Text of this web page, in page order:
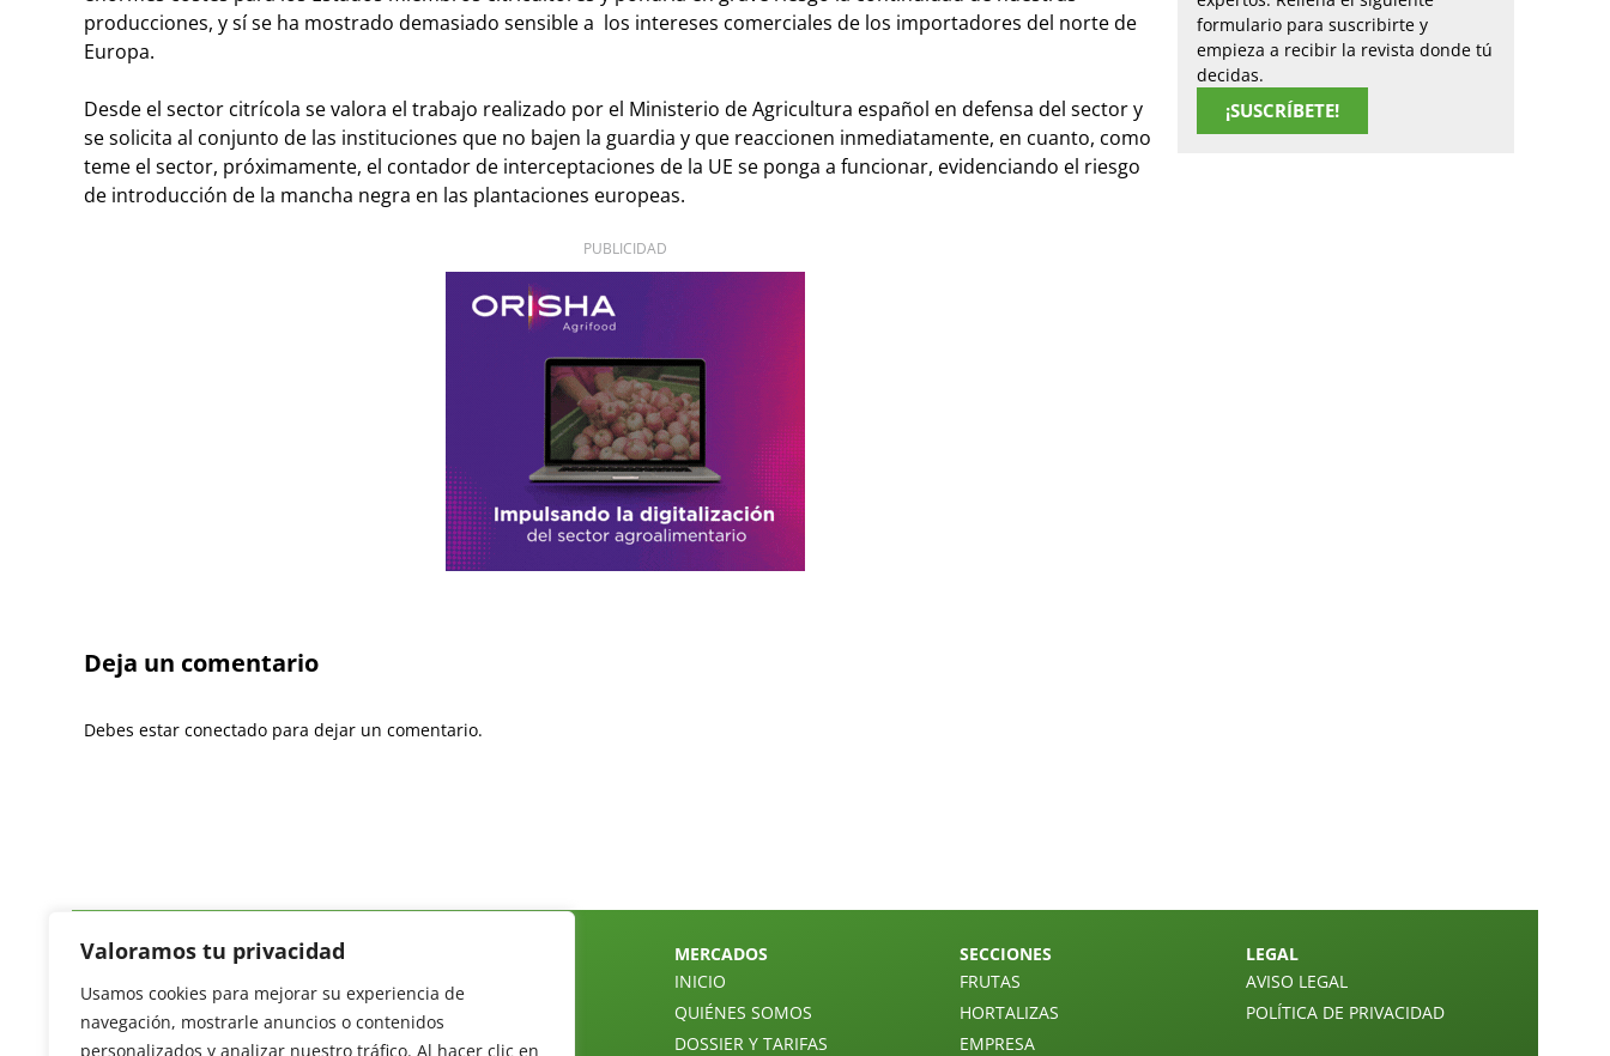
Valoramos tu privacidad
Usamos cookies para mejorar su experiencia de
navegación, mostrarle anuncios o contenidos
personalizados y analizar nuestro tráfico. Al hacer clic en
producciones, y sí se ha mostrado demasiado sensible a los intereses comerciales de los importadores del norte de
Europa.
Desde el sector citrícola se valora el trabajo realizado por el Ministerio de Agricultura español en defensa del sector y
se solicita al conjunto de las instituciones que no bajen la guardia y que reaccionen inmediatamente, en cuanto, como
teme el sector, próximamente, el contador de interceptaciones de la UE se ponga a funcionar, evidenciando el riesgo
de introducción de la mancha negra en las plantaciones europeas.
PUBLICIDAD
Deja un comentario
Debes estar conectado para dejar un comentario.
formulario para suscribirte y
empieza a recibir la revista donde tú
decidas.
¡SUSCRÍBETE!
Revista del Sector Hortofrutícola
C/ Presidente Cárdenas nº 10.
MERCADOS
INICIO
QUIÉNES SOMOS
DOSSIER Y TARIFAS
SECCIONES
FRUTAS
HORTALIZAS
EMPRESA
LEGAL
AVISO LEGAL
POLÍTICA DE PRIVACIDAD